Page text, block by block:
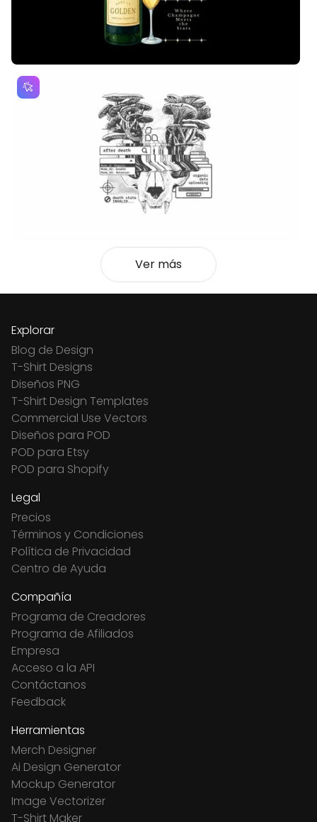
Ver más
Explorar
Blog de Design
T-Shirt Designs
Diseños PNG
T-Shirt Design Templates
Commercial Use Vectors
Diseños para POD
POD para Etsy
POD para Shopify
Legal
Precios
Términos y Condiciones
Política de Privacidad
Centro de Ayuda
Compañía
Programa de Creadores
Programa de Afiliados
Empresa
Acceso a la API
Contáctanos
Feedback
Herramientas
Merch Designer
Ai Design Generator
Mockup Generator
Image Vectorizer
T-Shirt Maker